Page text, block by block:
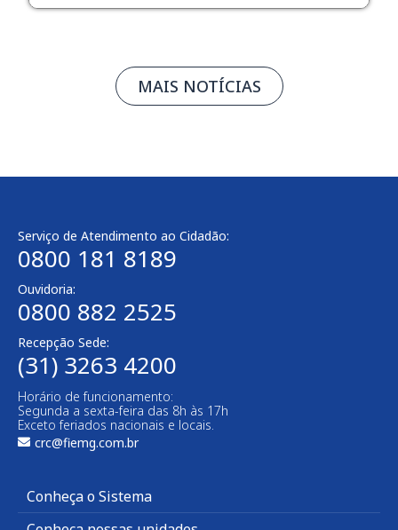
MAIS NOTÍCIAS
Serviço de Atendimento ao Cidadão:
0800 181 8189
Ouvidoria:
0800 882 2525
Recepção Sede:
(31) 3263 4200
Horário de funcionamento:
Segunda a sexta-feira das 8h às 17h
Exceto feriados nacionais e locais.
crc@fiemg.com.br
Conheça o Sistema